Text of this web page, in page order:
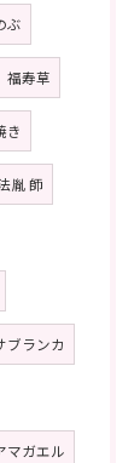
ぶ
福寿草
き
胤 師
ブランカ
マガエル